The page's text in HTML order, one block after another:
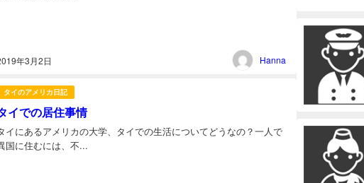
年3月2日 Hanna
タイのアメリカ日記
イでの居住事情
イにあるアメリカの大学、タイでの生活についてどうなの？一人で
国に住むには、不...